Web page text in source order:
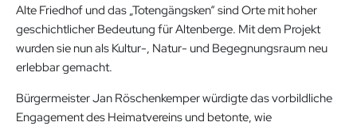
Alte Friedhof und das „Totengängsken“ sind Orte mit hoher
geschichtlicher Bedeutung für Altenberge. Mit dem Projekt
wurden sie nun als Kultur-, Natur- und Begegnungsraum neu
erlebbar gemacht.
Bürgermeister Jan Röschenkemper würdigte das vorbildliche
Engagement des Heimatvereins und betonte, wie